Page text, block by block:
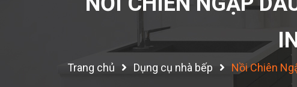
Trang chủ Dụng cụ nhà bếp
Nồi Chiên